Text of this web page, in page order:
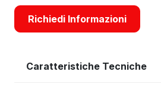
Richiedi Informazioni
Caratteristiche Tecniche